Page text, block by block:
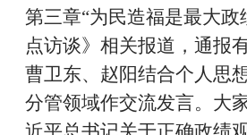
第三章“为民造福是最大政
点访谈》相关报道，通报
曹卫东、赵阳结合个人思
分管领域作交流发言。大